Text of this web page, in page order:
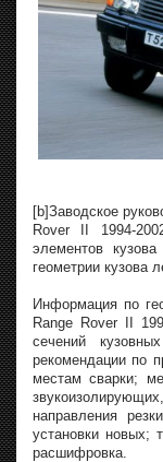
[b]Заводское
Rover II 1994-
элементов
геометрии кузова
Информация по
Range Rover II
сечений
рекомендации по
местам сварки;
направления
установки новых;
расшифровка.